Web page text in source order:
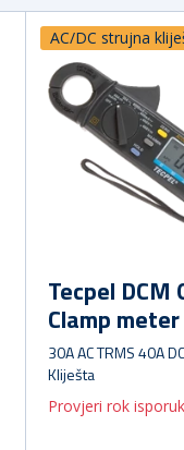
AC/DC strujna
Tecpel DCM
Clamp meter
30A AC TRMS 40A
Kliješta
Provjeri rok